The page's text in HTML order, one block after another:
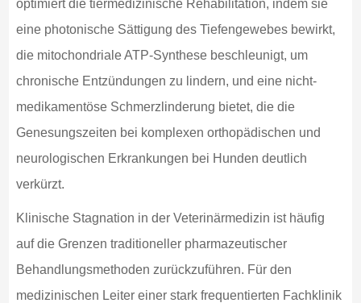
optimiert die tiermedizinische Rehabilitation, indem sie
eine photonische Sättigung des Tiefengewebes bewirkt,
die mitochondriale ATP-Synthese beschleunigt, um
chronische Entzündungen zu lindern, und eine nicht-
medikamentöse Schmerzlinderung bietet, die die
Genesungszeiten bei komplexen orthopädischen und
neurologischen Erkrankungen bei Hunden deutlich
verkürzt.
Klinische Stagnation in der Veterinärmedizin ist häufig
auf die Grenzen traditioneller pharmazeutischer
Behandlungsmethoden zurückzuführen. Für den
medizinischen Leiter einer stark frequentierten Fachklinik